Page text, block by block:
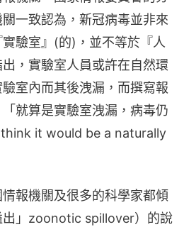
一致認為，新冠病毒並非來
驗室』(的)，並不等於『人
，實驗室人員或許在自然環
室內而其後洩漏，而撰寫報
就算是實驗室洩漏，病毒仍
think it would be a naturally
報機關及很多的科學家都傾
出」zoonotic spillover）的說